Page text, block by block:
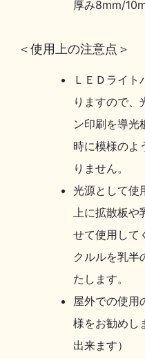
厚み8mm/
＜使用上の注意点＞
ＬＥＤライト
りますので
ン印刷を導光
時に模様のよ
りません。
光源として使
上に拡散板や
せて使用して
クルルを乳半
たします。
屋外での使用
様をお勧めし
出来ます）